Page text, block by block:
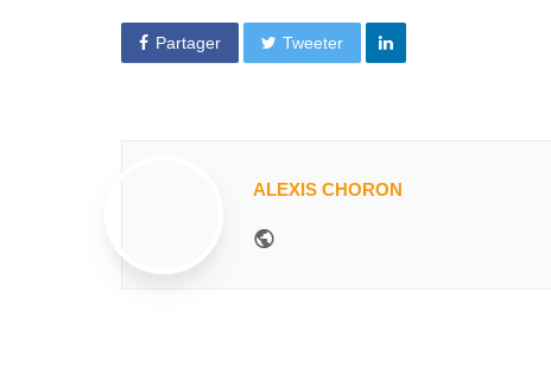
Partager Tweeter
ALEXIS CHORON